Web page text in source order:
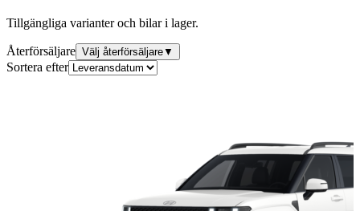
Tillgängliga varianter och bilar i lager.
Återförsäljare Välj återförsäljare▼
Sortera efter